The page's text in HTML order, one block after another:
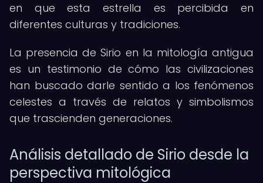
en que esta estrella es percibida en
diferentes culturas y tradiciones.
La presencia de Sirio en la mitología antigua
es un testimonio de cómo las civilizaciones
han buscado darle sentido a los fenómenos
celestes a través de relatos y simbolismos
que trascienden generaciones.
Análisis detallado de Sirio desde la
perspectiva mitológica